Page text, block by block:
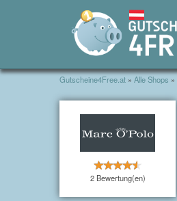
Gutscheine4Free.at » Alle Shops »
2 Bewertung(en)